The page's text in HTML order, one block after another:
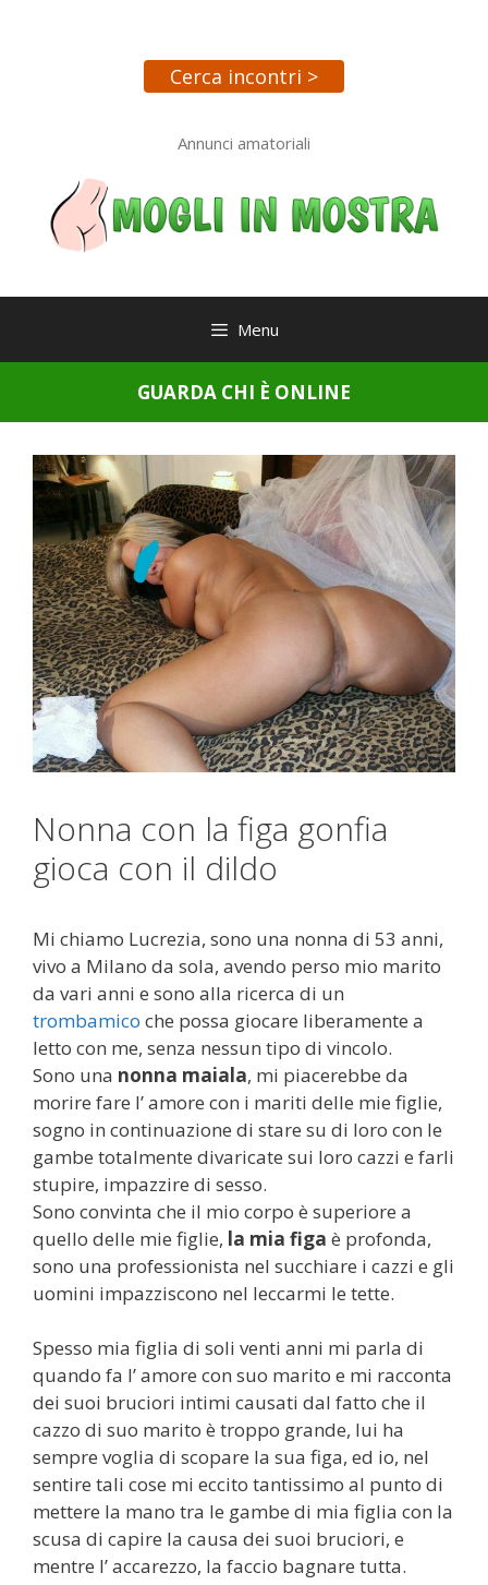
Cerca incontri >
Annunci amatoriali
Menu
GUARDA CHI È ONLINE
Nonna con la figa gonfia
gioca con il dildo
Mi chiamo Lucrezia, sono una nonna di 53 anni,
vivo a Milano da sola, avendo perso mio marito
da vari anni e sono alla ricerca di un
trombamico che possa giocare liberamente a
letto con me, senza nessun tipo di vincolo.
Sono una nonna maiala, mi piacerebbe da
morire fare l’ amore con i mariti delle mie figlie,
sogno in continuazione di stare su di loro con le
gambe totalmente divaricate sui loro cazzi e farli
stupire, impazzire di sesso.
Sono convinta che il mio corpo è superiore a
quello delle mie figlie, la mia figa è profonda,
sono una professionista nel succhiare i cazzi e gli
uomini impazziscono nel leccarmi le tette.
Spesso mia figlia di soli venti anni mi parla di
quando fa l’ amore con suo marito e mi racconta
dei suoi bruciori intimi causati dal fatto che il
cazzo di suo marito è troppo grande, lui ha
sempre voglia di scopare la sua figa, ed io, nel
sentire tali cose mi eccito tantissimo al punto di
mettere la mano tra le gambe di mia figlia con la
scusa di capire la causa dei suoi bruciori, e
mentre l’ accarezzo, la faccio bagnare tutta.